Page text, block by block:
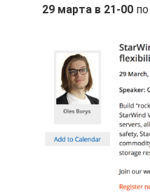
29 марта в 21-00